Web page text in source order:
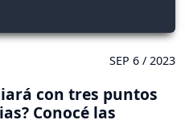
SEP 6 / 2023
con tres puntos
Conocé las